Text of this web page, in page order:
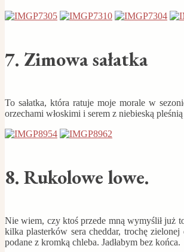
7. Zimowa sałatka
To sałatka, która ratuje moje morale w
orzechami włoskimi i serem z niebieską
8. Rukolowe lowe.
Nie wiem, czy ktoś przede mną wymyślił już
kilka plasterków sera cheddar, trochę
podane z kromką chleba. Jadłabym bez końca.